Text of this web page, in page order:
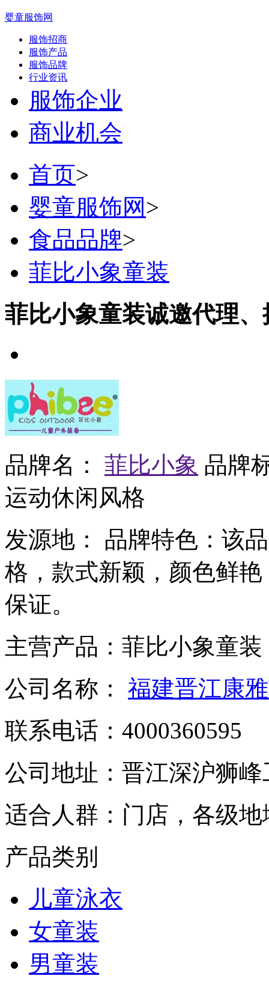
婴童服饰网
服饰招商
服饰产品
服饰品牌
行业资讯
服饰企业
商业机会
首页>
婴童服饰网 >
食品品牌>
菲比小象童装
菲比小象童装诚邀代理、
品牌名： 菲比小象 品牌
运动休闲风格
发源地：
品牌特色： 该
格，款式新颖，颜色鲜
保证。
主营产品： 菲比小象童装
公司名称： 福建晋江康
联系电话： 4000360595
公司地址： 晋江深沪狮峰
适合人群： 门店，各级
产品类别
儿童泳衣
女童装
男童装